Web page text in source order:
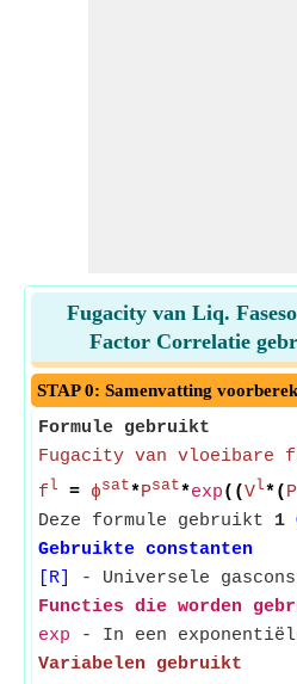
Fugacity van Liq.
Factor Correlatie
STAP 0: Samenvatting
Formule gebruikt
Fugacity van vloeibare
f l = ϕsat*Psat*exp((V l*( P
Deze formule gebruikt 1
Gebruikte constanten
[R]
- Universele
Functies die worden
exp - In een
Variabelen gebruikt